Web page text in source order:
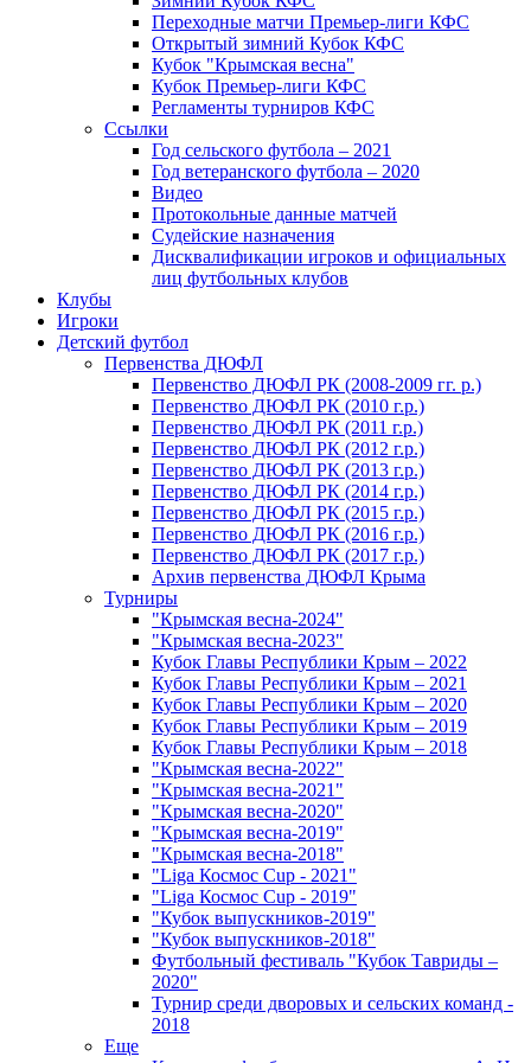
Переходные матчи Премьер-лиги КФС
Открытый зимний Кубок КФС
Кубок "Крымская весна"
Кубок Премьер-лиги КФС
Регламенты турниров КФС
Ссылки
Год сельского футбола – 2021
Год ветеранского футбола – 2020
Видео
Протокольные данные матчей
Судейские назначения
Дисквалификации игроков и официальных
лиц футбольных клубов
Клубы
Игроки
Детский футбол
Первенства ДЮФЛ
Первенство ДЮФЛ РК (2008-2009 гг. р.)
Первенство ДЮФЛ РК (2010 г.р.)
Первенство ДЮФЛ РК (2011 г.р.)
Первенство ДЮФЛ РК (2012 г.р.)
Первенство ДЮФЛ РК (2013 г.р.)
Первенство ДЮФЛ РК (2014 г.р.)
Первенство ДЮФЛ РК (2015 г.р.)
Первенство ДЮФЛ РК (2016 г.р.)
Первенство ДЮФЛ РК (2017 г.р.)
Архив первенства ДЮФЛ Крыма
Турниры
"Крымская весна-2024"
"Крымская весна-2023"
Кубок Главы Республики Крым – 2022
Кубок Главы Республики Крым – 2021
Кубок Главы Республики Крым – 2020
Кубок Главы Республики Крым – 2019
Кубок Главы Республики Крым – 2018
"Крымская весна-2022"
"Крымская весна-2021"
"Крымская весна-2020"
"Крымская весна-2019"
"Крымская весна-2018"
"Liga Космос Cup - 2021"
"Liga Космос Cup - 2019"
"Кубок выпускников-2019"
"Кубок выпускников-2018"
Футбольный фестиваль "Кубок Тавриды –
2020"
Турнир среди дворовых и сельских команд -
2018
Еще